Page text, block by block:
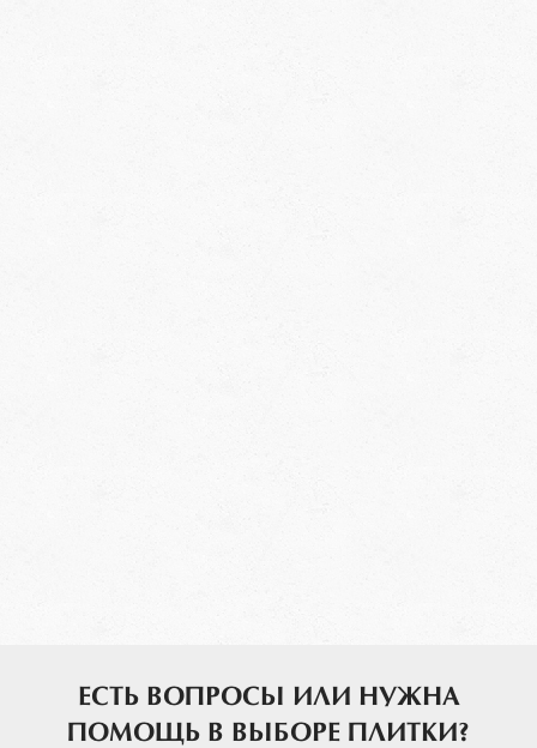
ЕСТЬ ВОПРОСЫ ИЛИ НУЖНА
ПОМОЩЬ В ВЫБОРЕ ПЛИТКИ?